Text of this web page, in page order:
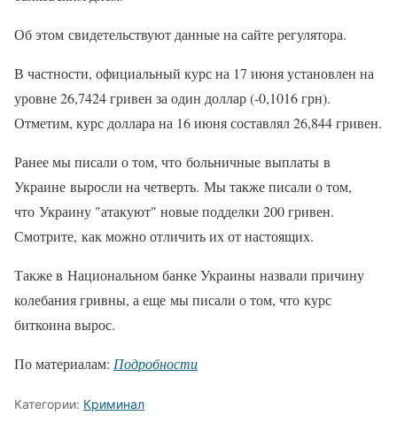
Об этом свидетельствуют данные на сайте регулятора.
В частности, официальный курс на 17 июня установлен на
уровне 26,7424 гривен за один доллар (-0,1016 грн).
Отметим, курс доллара на 16 июня составлял 26,844 гривен.
Ранее мы писали о том, что больничные выплаты в
Украине выросли на четверть. Мы также писали о том,
что Украину "атакуют" новые подделки 200 гривен.
Смотрите, как можно отличить их от настоящих.
Также в Национальном банке Украины назвали причину
колебания гривны, а еще мы писали о том, что курс
биткоина вырос.
По материалам: Подробности
Категории: Криминал